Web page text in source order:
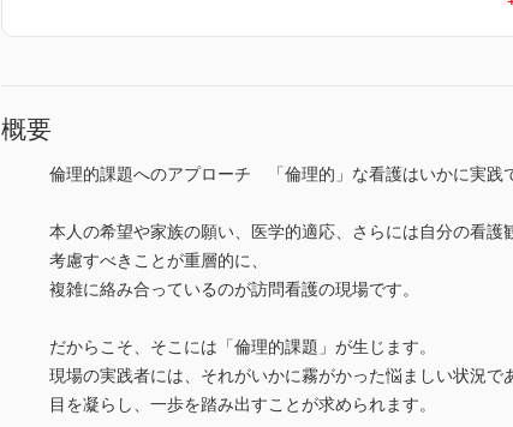
概要
倫理的課題へのアプローチ 「倫理的」な看護はいかに実践
本人の希望や家族の願い、医学的適応、さらには自分の看護
考慮すべきことが重層的に、
複雑に絡み合っているのが訪問看護の現場です。
だからこそ、そこには「倫理的課題」が生じます。
現場の実践者には、それがいかに霧がかった悩ましい状況で
目を凝らし、一歩を踏み出すことが求められます。